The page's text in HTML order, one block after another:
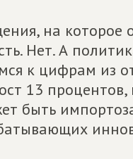
на которое
Нет. А
к цифрам из
13
быть